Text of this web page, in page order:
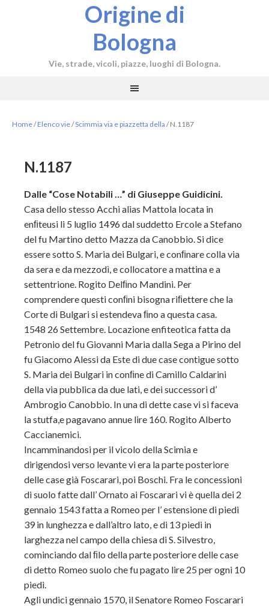
Origine di
Bologna
Vie, strade, vicoli, piazze, luoghi di Bologna.
Home/Elenco vie/Scimmia via e piazzetta della /N.1187
N.1187
Dalle “Cose Notabili …” di Giuseppe Guidicini.
Casa dello stesso Acchi alias Mattola locata in
enﬁteusi li 5 luglio 1496 dal suddetto Ercole a Stefano
del fu Martino detto Mazza da Canobbio. Si dice
essere sotto S. Maria dei Bulgari, e conﬁnare colla via
da sera e da mezzodì, e collocatore a mattina e a
settentrione. Rogito Delﬁno Mandini. Per
comprendere questi conﬁni bisogna riﬁettere che la
Corte di Bulgari si estendeva ﬁno a questa casa.
1548 26 Settembre. Locazione enfiteotica fatta da
Petronio del fu Giovanni Maria dalla Sega a Pirino del
fu Giacomo Alessi da Este di due case contigue sotto
S. Maria dei Bulgari in conﬁne di Camillo Caldarini
della via pubblica da due lati, e dei successori d’
Ambrogio Canobbio. In una di dette case vi si faceva
la stutfa,e pagavano annue lire 160. Rogito Alberto
Caccianemici.
Incamminandosi per il vicolo della Scimia e
dirigendosi verso levante vi era la parte posteriore
delle case già Foscarari, poi Boschi. Fra le concessioni
di suolo fatte dall’ Ornato ai Foscarari vi è quella dei 2
gennaio 1543 fatta a Romeo per l’ estensione di piedi
39 in lunghezza e dall’altro lato, e di 13 piedi in
larghezza nel campo della chiesa di S. Silvestro,
cominciando dal ﬁlo della parte posteriore delle case
di detto Romeo suolo che fu pagato lire 25 per ogni 10
piedi.
Agli undici gennaio 1570, il Senatore Romeo Foscarari